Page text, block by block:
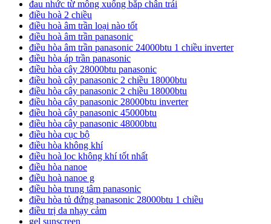
đau nhức từ mông xuống bắp chân trái
điều hoà 2 chiều
điều hoà âm trần loại nào tốt
điều hoà âm trần panasonic
điều hòa âm trần panasonic 24000btu 1 chiều inverter
điều hòa áp trần panasonic
điều hòa cây 28000btu panasonic
điều hoà cây panasonic 2 chiều 18000btu
điều hòa cây panasonic 2 chiều 18000btu
điều hòa cây panasonic 28000btu inverter
điều hoà cây panasonic 45000btu
điều hòa cây panasonic 48000btu
điều hòa cục bộ
điều hòa không khí
điều hoà lọc không khí tốt nhất
điều hòa nanoe
điều hoà nanoe g
điều hòa trung tâm panasonic
điều hòa tủ đứng panasonic 28000btu 1 chiều
điều trị da nhạy cảm
gel sunscreen